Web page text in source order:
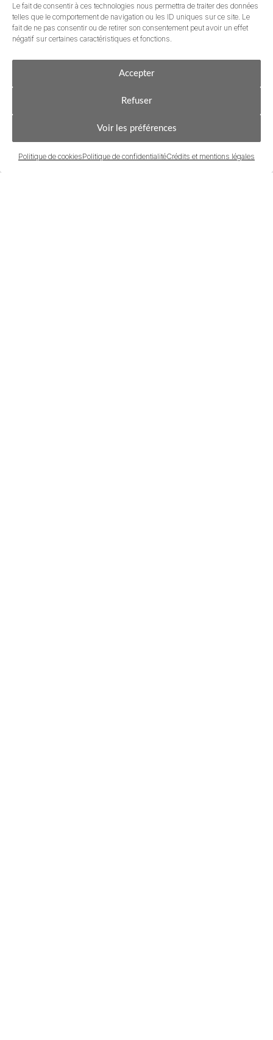
Le fait de consentir à ces technologies nous permettra de traiter des données
telles que le comportement de navigation ou les ID uniques sur ce site. Le
fait de ne pas consentir ou de retirer son consentement peut avoir un effet
négatif sur certaines caractéristiques et fonctions.
Accepter
Refuser
Voir les préférences
Politique de cookiesPolitique de confidentialitéCrédits et mentions légales
Estimer & Vendre
Côté français, le Pays basque recouvre trois